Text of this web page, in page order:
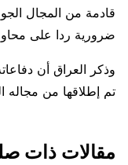
⁠قادمة من المجال
ضرورية ردا على
وذكر العراق أن
تم ​إطلاقها من مجاله
مقالات ذات